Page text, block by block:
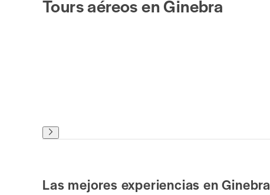
Tours aéreos en Ginebra
Las mejores experiencias en Ginebra